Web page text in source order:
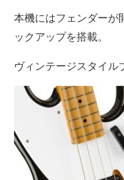
本機にはフェンダーが
ックアップを搭載。
ヴィンテージスタイル